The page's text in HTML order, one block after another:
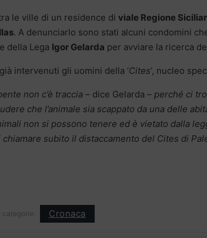
le ville di un residence di viale Regione
. A denunciarlo sono stati alcuni condomini
della Lega Igor Gelarda per avviare la ricerca
intervenuti gli uomini della ‘Cites‘, nucleo
non c’è traccia – dice Gelarda – perché ci
che l’animale sia scappato da una delle
non si possono tenere ed è vietato dalla
subito il distaccamento del Cites di
categorie: Cronaca